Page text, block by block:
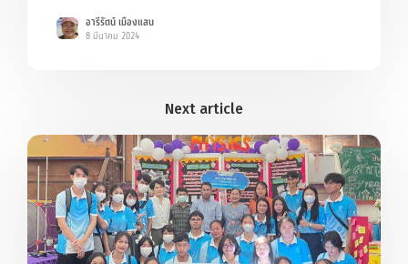
อารีรัตน์ เมืองแสน
8 มีนาคม 2024